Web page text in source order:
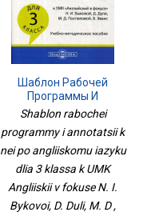
Шаблон Рабочей
Программы И
Аннотации К Ней По
3 Класса К УМК
Английский В Фокусе Н.
И. Быковой, Д. Дули, М.
Д
Shablon rabochei
programmy i annotatsii k
nei po angliiskomu iazyku
dlia 3 klassa k UMK
Angliiskii v fokuse N. I.
Bykovoi, D. Duli, M. D ,